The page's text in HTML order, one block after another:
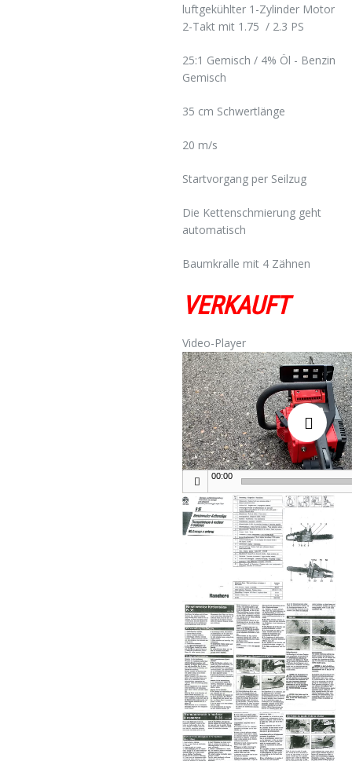
luftgekühlter 1-Zylinder Motor
2-Takt mit 1.75 / 2.3 PS
25:1 Gemisch / 4% Öl - Benzin
Gemisch
35 cm Schwertlänge
20 m/s
Startvorgang per Seilzug
Die Kettenschmierung geht
automatisch
Baumkralle mit 4 Zähnen
VERKAUFT
Video-Player
00:00